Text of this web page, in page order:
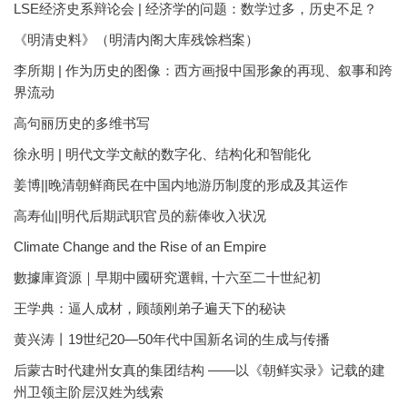
LSE经济史系辩论会 | 经济学的问题：数学过多，历史不足？
《明清史料》（明清内阁大库残馀档案）
李所期 | 作为历史的图像：西方画报中国形象的再现、叙事和跨
界流动
高句丽历史的多维书写
徐永明 | 明代文学文献的数字化、结构化和智能化
姜博||晚清朝鲜商民在中国内地游历制度的形成及其运作
高寿仙||明代后期武职官员的薪俸收入状况
Climate Change and the Rise of an Empire
數據庫資源｜早期中國研究選輯, 十六至二十世紀初
王学典：逼人成材，顾颉刚弟子遍天下的秘诀
黄兴涛丨19世纪20—50年代中国新名词的生成与传播
后蒙古时代建州女真的集团结构 ——以《朝鲜实录》记载的建
州卫领主阶层汉姓为线索